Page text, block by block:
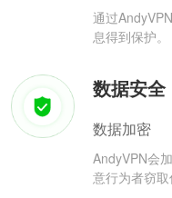
通过
息得到保护。
数据安全
数据加密
AndyVPN会
意行为者窃取